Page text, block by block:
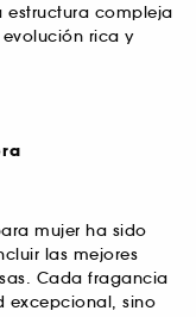
estructura compleja
rica y
mujer ha sido
las mejores
Cada fragancia
excepcional, sino